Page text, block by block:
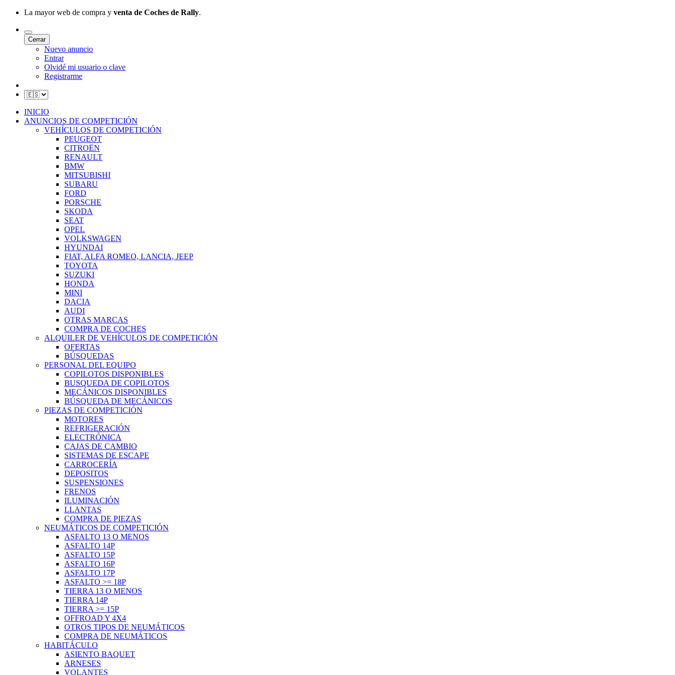
La mayor web de compra y venta de Coches de Rally.
Cerrar
Nuevo anuncio
Entrar
Olvidé mi usuario o clave
Registrarme
INICIO
ANUNCIOS DE COMPETICIÓN
VEHÍCULOS DE COMPETICIÓN
PEUGEOT
CITROËN
RENAULT
BMW
MITSUBISHI
SUBARU
FORD
PORSCHE
SKODA
SEAT
OPEL
VOLKSWAGEN
HYUNDAI
FIAT, ALFA ROMEO, LANCIA, JEEP
TOYOTA
SUZUKI
HONDA
MINI
DACIA
AUDI
OTRAS MARCAS
COMPRA DE COCHES
ALQUILER DE VEHÍCULOS DE COMPETICIÓN
OFERTAS
BÚSQUEDAS
PERSONAL DEL EQUIPO
COPILOTOS DISPONIBLES
BUSQUEDA DE COPILOTOS
MECÁNICOS DISPONIBLES
BÚSQUEDA DE MECÁNICOS
PIEZAS DE COMPETICIÓN
MOTORES
REFRIGERACIÓN
ELECTRÓNICA
CAJAS DE CAMBIO
SISTEMAS DE ESCAPE
CARROCERÍA
DEPOSITOS
SUSPENSIONES
FRENOS
ILUMINACIÓN
LLANTAS
COMPRA DE PIEZAS
NEUMÁTICOS DE COMPETICIÓN
ASFALTO 13 O MENOS
ASFALTO 14P
ASFALTO 15P
ASFALTO 16P
ASFALTO 17P
ASFALTO >= 18P
TIERRA 13 O MENOS
TIERRA 14P
TIERRA >= 15P
OFFROAD Y 4X4
OTROS TIPOS DE NEUMÁTICOS
COMPRA DE NEUMÁTICOS
HABITÁCULO
ASIENTO BAQUET
ARNESES
VOLANTES